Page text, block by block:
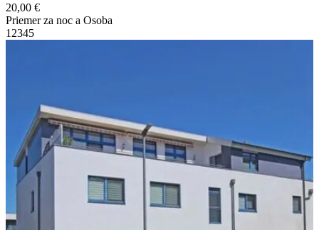
20,00 €
Priemer za noc a Osoba
1 2345